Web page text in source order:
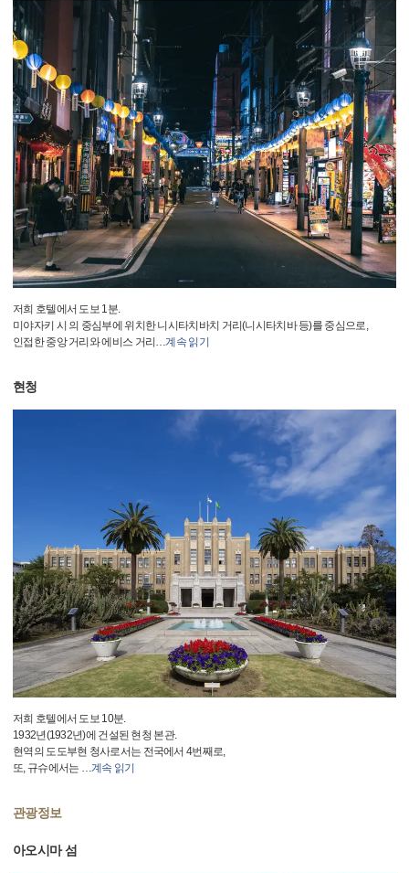
저희 호텔에서 도보 1분.
미야자키 시 의 중심부에 위치한 니시타치바치 거리(니시타치바 등)를 중심으로,
인접한 중앙 거리와 에비스 거리 …계속 읽기
현청
저희 호텔에서 도보 10분.
1932년(1932년)에 건설된 현청 본관.
현역의 도도부현 청사로서는 전국에서 4번째로,
또, 규슈에서는 …계속 읽기
관광정보
아오시마 섬